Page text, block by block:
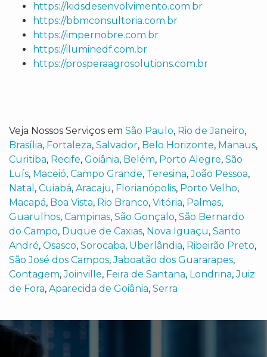
https://kidsdesenvolvimento.com.br
https://bbmconsultoria.com.br
https://impernobre.com.br
https://iluminedf.com.br
https://prosperaagrosolutions.com.br
Veja Nossos Serviços em São Paulo, Rio de Janeiro,
Brasília, Fortaleza, Salvador, Belo Horizonte, Manaus,
Curitiba, Recife, Goiânia, Belém, Porto Alegre, São
Luís, Maceió, Campo Grande, Teresina,João Pessoa,
Natal , Cuiabá, Aracaju, Florianópolis, Porto Velho,
Macapá, Boa Vista, Rio Branco, Vitória, Palmas,
Guarulhos, Campinas, São Gonçalo, São Bernardo
do Campo, Duque de Caxias, Nova Iguaçu, Santo
André, Osasco, Sorocaba, Uberlândia, Ribeirão Preto,
São José dos Campos,Jaboatão dos Guararapes,
Contagem,Joinville, Feira de Santana, Londrina,Juiz
de Fora, Aparecida de Goiânia, Serra